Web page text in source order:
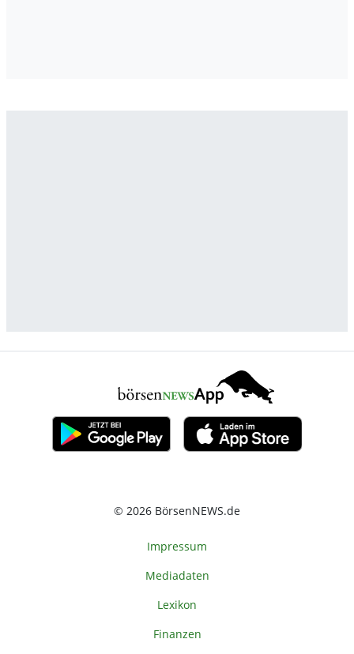
© 2026 BörsenNEWS.de
Impressum
Mediadaten
Lexikon
Finanzen